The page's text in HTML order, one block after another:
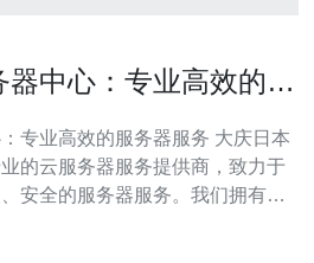
中心：专业高效的服
高效的服务器服务 大庆日本
的云服务器服务提供商，致力于
安全的服务器服务。我们拥有先